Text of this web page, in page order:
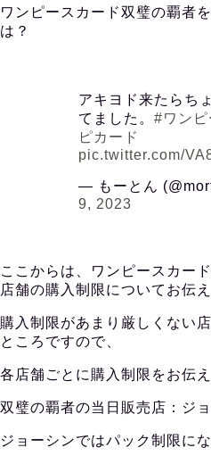
ワンピースカード双璧の覇者
は？
アキヨド来たらち
てました。 #ワンピ
ピカード
pic.twitter.com/
— もーとん
9, 2023
ここからは、ワンピースカー
店舗の購入制限についてお伝
購入制限があまり厳しくない
ところですので、
各店舗ごとに購入制限をお伝
双璧の覇者の当日販売店：ジ
ジョーシンではパック制限に